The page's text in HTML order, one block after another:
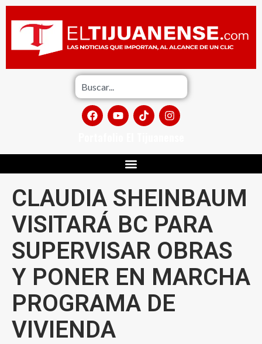
CLAUDIA SHEINBAUM
VISITARÁ BC PARA
SUPERVISAR OBRAS
Y PONER EN MARCHA
PROGRAMA DE
VIVIENDA